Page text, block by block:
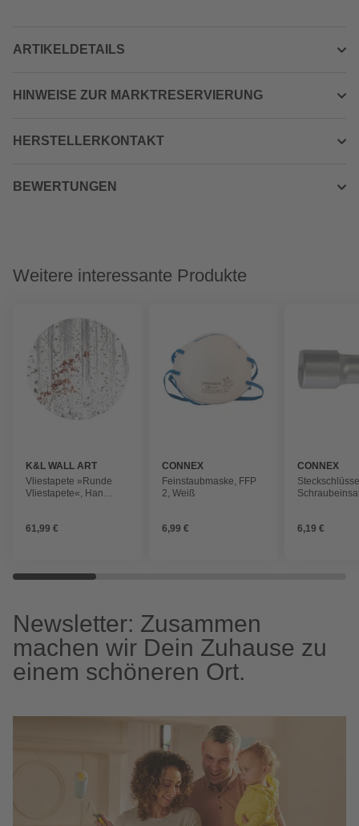
ARTIKELDETAILS
HINWEISE ZUR MARKTRESERVIERUNG
HERSTELLERKONTAKT
BEWERTUNGEN
Weitere interessante Produkte
K&L WALL ART
Vliestapete »Runde
Vliestapete«, Han
61,99 €
CONNEX
Feinstaubmaske, FFP
2, Weiß
6,99 €
CONNEX
6,19 €
Newsletter: Zusammen
machen wir Dein Zuhause zu
einem schöneren Ort.